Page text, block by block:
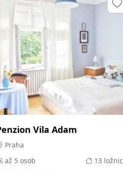
Vila Adam
Praha
až 5 osob
13 ložnic